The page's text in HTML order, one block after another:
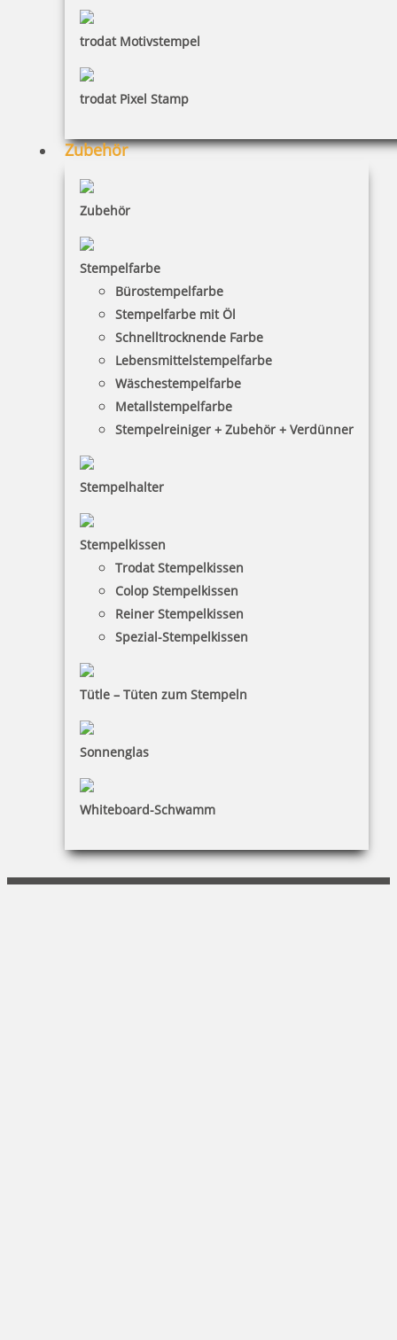
trodat Motivstempel
trodat Pixel Stamp
Zubehör
Zubehör
Stempelfarbe
Bürostempelfarbe
Stempelfarbe mit Öl
Schnelltrocknende Farbe
Lebensmittelstempelfarbe
Wäschestempelfarbe
Metallstempelfarbe
Stempelreiniger + Zubehör + Verdünner
Stempelhalter
Stempelkissen
Trodat Stempelkissen
Colop Stempelkissen
Reiner Stempelkissen
Spezial-Stempelkissen
Tütle – Tüten zum Stempeln
Sonnenglas
Whiteboard-Schwamm
HINWEISE
Zahlungsbedingungen
Bestellhinweise
INFORMATIONEN
Barrierefreiheit
Vertrag widerrufen
KUNDENBEREICH
Warenkorb
KONTAKT
Winterling schreiben-schenken-lesen e.K.
Michael Winterling
09283/1546